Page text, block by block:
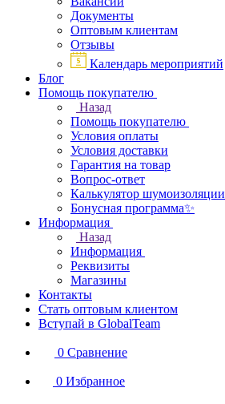
Документы
Оптовым клиентам
Отзывы
Календарь мероприятий
Блог
Помощь покупателю
Назад
Помощь покупателю
Условия оплаты
Условия доставки
Гарантия на товар
Вопрос-ответ
Калькулятор шумоизоляции
Бонусная программа✨
Информация
Назад
Информация
Реквизиты
Магазины
Контакты
Стать оптовым клиентом
Вступай в GlobalTeam
0 Сравнение
0 Избранное